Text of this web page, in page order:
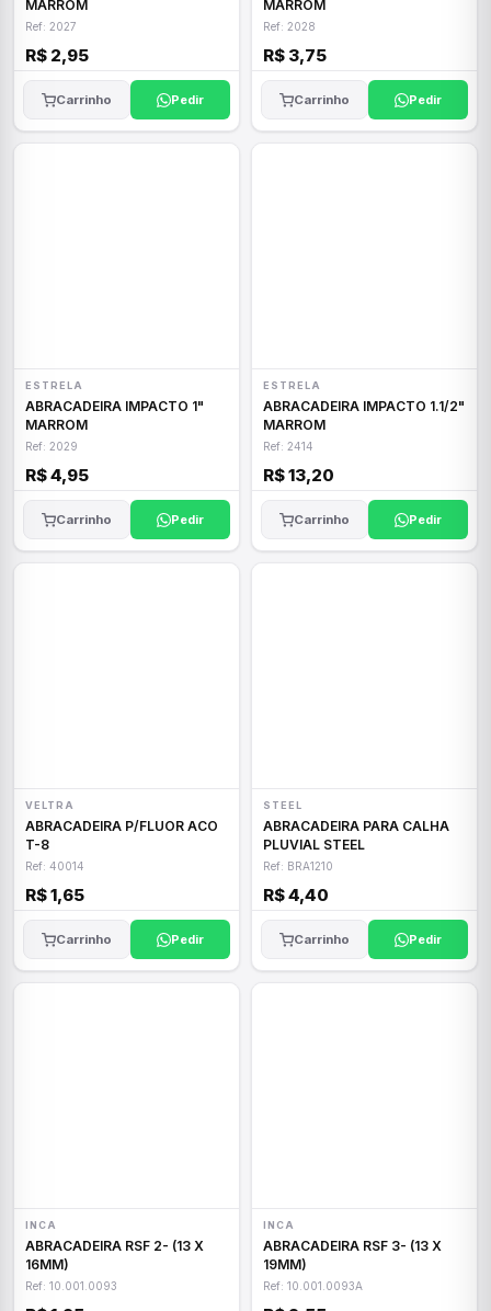
MARROM
Ref: 2027
R$ 2,95
Carrinho Pedir
MARROM
Ref: 2028
R$ 3,75
Carrinho Pedir
ESTRELA
ABRACADEIRA IMPACTO 1"
MARROM
Ref: 2029
R$ 4,95
Carrinho Pedir
ESTRELA
ABRACADEIRA IMPACTO 1.1/2"
MARROM
Ref: 2414
R$ 13,20
Carrinho Pedir
VELTRA
ABRACADEIRA P/FLUOR ACO
T-8
Ref: 40014
R$ 1,65
Carrinho Pedir
STEEL
ABRACADEIRA PARA CALHA
PLUVIAL STEEL
Ref: BRA1210
R$ 4,40
Carrinho Pedir
INCA
ABRACADEIRA RSF 2- (13 X
16MM)
Ref: 10.001.0093
INCA
ABRACADEIRA RSF 3- (13 X
19MM)
Ref: 10.001.0093A